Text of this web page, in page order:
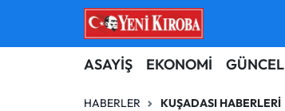
ASAYİŞ EKONOMİ GÜNCEL
HABERLER KUŞADASI HABERLERI
ASAYİŞ
BİLİM-TEKNOLOJİ
Aydın Nöbetçi Eczaneler
Aydın Hava Durumu